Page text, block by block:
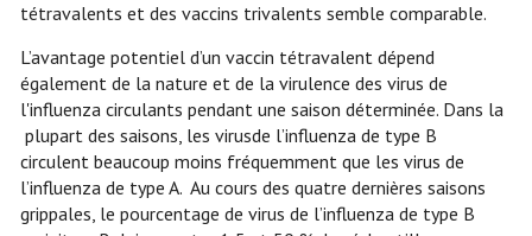
tétravalents et des vaccins trivalents semble comparable.
L’avantage potentiel d’un vaccin tétravalent dépend
également de la nature et de la virulence des virus de
l'influenza circulants pendant une saison déterminée. Dans la
plupart des saisons, les virusde l’influenza de type B
circulent beaucoup moins fréquemment que les virus de
l’influenza de type A. Au cours des quatre dernières saisons
grippales, le pourcentage de virus de l’influenza de type B